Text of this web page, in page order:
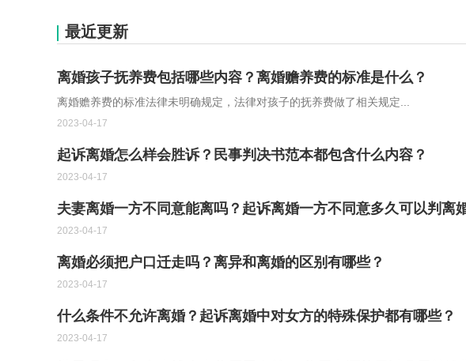
最近更新
离婚孩子抚养费包括哪些内容？离婚赡养费的标准是什么？
离婚赡养费的标准法律未明确规定，法律对孩子的抚养费做了相关规定...
2023-04-17
起诉离婚怎么样会胜诉？民事判决书范本都包含什么内容？
2023-04-17
夫妻离婚一方不同意能离吗？起诉离婚一方不同意多久可以判离
2023-04-17
离婚必须把户口迁走吗？离异和离婚的区别有哪些？
2023-04-17
什么条件不允许离婚？起诉离婚中对女方的特殊保护都有哪些？
2023-04-17